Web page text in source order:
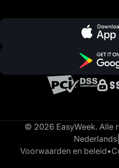
© 2026 EasyWeek. Alle
Nederlands
Voorwaarden en beleid•